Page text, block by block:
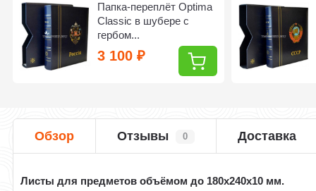
Папка-переплёт Optima
Classic в шубере с
гербом...
3 100₽
Обзор Отзывы 0 Доставка
Листы для предметов объёмом до 180x240x10 мм.